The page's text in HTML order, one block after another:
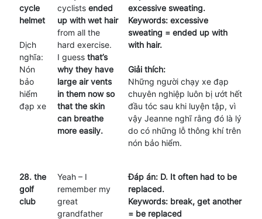
cycle
helmet
Dịch
nghĩa:
Nón
bảo
hiểm
đạp xe
cyclists ended
up with wet hair
from all the
hard exercise.
I guess that’s
why they have
large air vents
in them now so
that the skin
can breathe
more easily.
excessive sweating.
Keywords: excessive
sweating = ended up with
with hair.
Giải thích:
Những người chạy xe đạp
chuyên nghiệp luôn bị ướt hết
đầu tóc sau khi luyện tập, vì
vậy Jeanne nghĩ rằng đó là lý
do có những lỗ thông khí trên
nón bảo hiểm.
28. the
golf
club
Yeah – I
remember my
great
grandfather
Đáp án: D. It often had to be
replaced.
Keywords: break, get another
= be replaced